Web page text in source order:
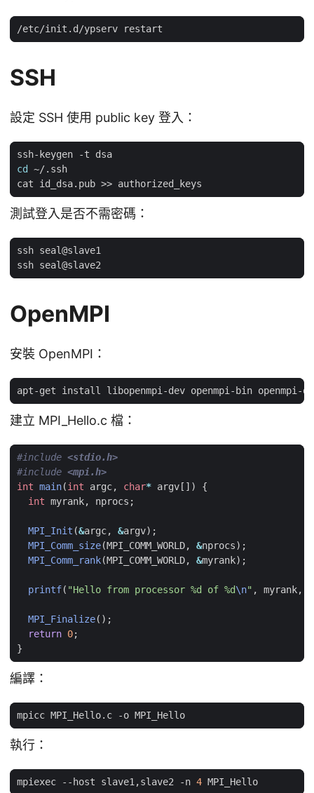
SSH
設定 SSH 使用 public key 登入：
cd
測試登入是否不需密碼：
OpenMPI
安裝 OpenMPI：
建立 MPI_Hello.c 檔：
#include <stdio.h>
#include <mpi.h>
int main(int argc, char* argv[])
{
int myrank, nprocs ;
MPI_Init (&argc, &argv);
MPI_Comm_size(MPI_COMM_WORLD, &nprocs);
MPI_Comm_rank(MPI_COMM_WORLD, &myrank);
printf( "Hello from processor %d of %d\n" , myrank,
MPI_Finalize();
return 0;
}
編譯：
執行：
mpiexec --host slave1,slave2 -n 4